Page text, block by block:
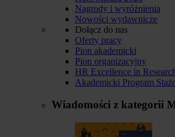
Nagrody i wyróżnienia
Nowości wydawnicze
Dołącz do nas
Oferty pracy
Pion akademicki
Pion organizacyjny
HR Excellence in
Akademicki Program
Wiadomości z kategorii